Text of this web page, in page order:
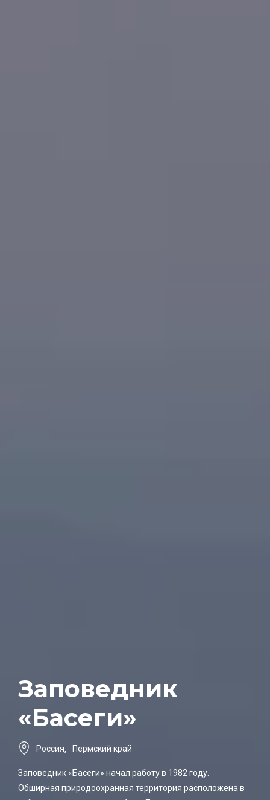
Заповедник
«Басеги»
Россия, Пермский край
Заповедник «Басеги» начал работу в 1982 году.
Обширная природоохранная территория расположена в